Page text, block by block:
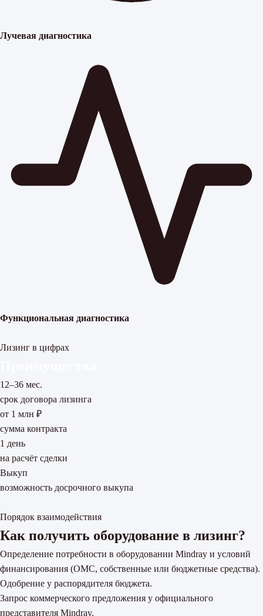
Лучевая диагностика
Функциональная диагностика
Лизинг в цифрах
12–36 мес.
срок договора лизинга
от 1 млн ₽
сумма контракта
1 день
на расчёт сделки
Выкуп
возможность досрочного выкупа
Порядок взаимодействия
Как получить оборудование в лизинг?
Определение потребности в оборудовании Mindray и условий
финансирования (ОМС, собственные или бюджетные средства).
Одобрение у распорядителя бюджета.
Запрос коммерческого предложения у официального
представителя Mindray.